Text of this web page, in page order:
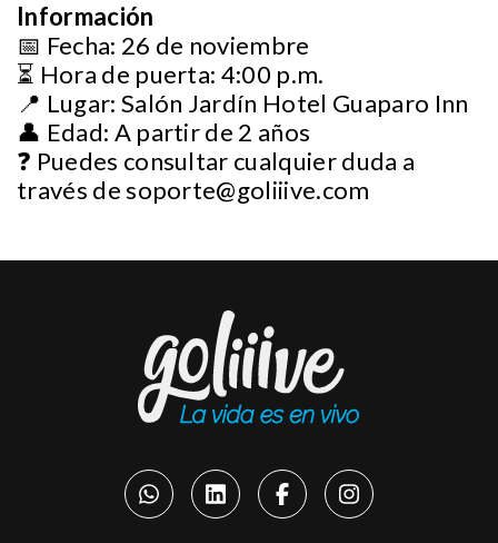
Información
📅 Fecha: 26 de noviembre
⏳ Hora de puerta: 4:00 p.m.
📍 Lugar: Salón Jardín Hotel Guaparo Inn
👤 Edad: A partir de 2 años
❓ Puedes consultar cualquier duda a
través desoporte@goliiive.com